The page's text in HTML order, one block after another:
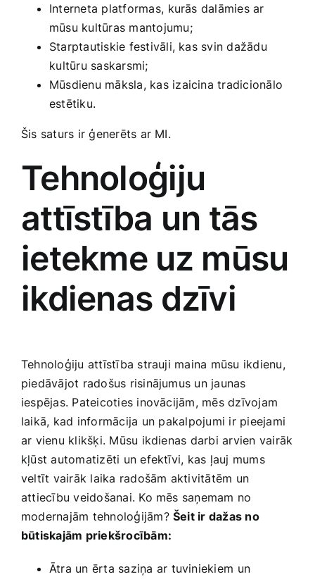
Interneta platformas, ⁤kurās dalāmies ​ar
mūsu kultūras mantojumu;
Starptautiskie festivāli, kas ‌svin dažādu
⁢kultūru saskarsmi;
Mūsdienu māksla, kas izaicina tradicionālo
‍estētiku.
Šis saturs ir ģenerēts ar MI.
Tehnoloģiju
attīstība un tās⁢
ietekme⁤ uz mūsu
ikdienas dzīvi
Tehnoloģiju attīstība strauji maina mūsu ikdienu,
piedāvājot radošus risinājumus un jaunas
iespējas. Pateicoties inovācijām, mēs dzīvojam
laikā, kad informācija⁢ un ‍pakalpojumi ir pieejami
ar vienu klikšķi. Mūsu ikdienas darbi arvien vairāk
kļūst automatizēti un efektīvi, kas ļauj mums
veltīt vairāk‍ laika radošām aktivitātēm un ​
attiecību veidošanai. Ko mēs saņemam no
modernajām tehnoloģijām?Šeit ir dažas no
būtiskajām priekšrocībām:
Ātra‌ un ērta saziņa ar tuviniekiem ⁢un